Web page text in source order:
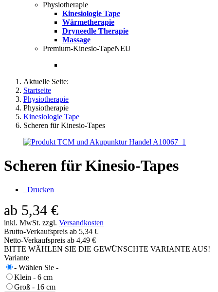
Physiotherapie
Kinesiologie Tape
Wärmetherapie
Dryneedle Therapie
Massage
Premium-Kinesio-TapeNEU
Aktuelle Seite:
Startseite
Physiotherapie
Physiotherapie
Kinesiologie Tape
Scheren für Kinesio-Tapes
Scheren für Kinesio-Tapes
Drucken
ab 5,34 €
inkl. MwSt. zzgl. Versandkosten
Brutto-Verkaufspreis ab 5,34 €
Netto-Verkaufspreis ab 4,49 €
BITTE WÄHLEN SIE DIE GEWÜNSCHTE VARIANTE AUS!
Variante
- Wählen Sie -
Klein - 6 cm
Groß - 16 cm